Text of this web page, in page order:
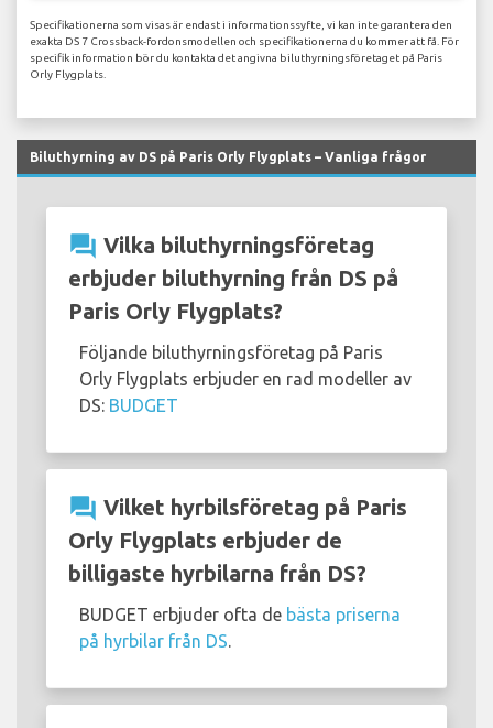
Specifikationerna som visas är endast i informationssyfte, vi kan inte garantera den
exakta DS 7 Crossback-fordonsmodellen och specifikationerna du kommer att få. För
specifik information bör du kontakta det angivna biluthyrningsföretaget på Paris
Orly Flygplats.
Biluthyrning av DS på Paris Orly Flygplats – Vanliga frågor
question_answer Vilka biluthyrningsföretag
erbjuder biluthyrning från DS på
Paris Orly Flygplats?
Följande biluthyrningsföretag på Paris
Orly Flygplats erbjuder en rad modeller av
DS: BUDGET
question_answer Vilket hyrbilsföretag på Paris
Orly Flygplats erbjuder de
billigaste hyrbilarna från DS?
BUDGET erbjuder ofta de bästa priserna
på hyrbilar från DS